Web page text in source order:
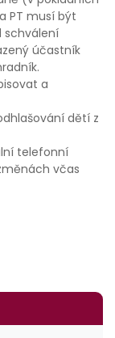
PT musí být
schválení
účastník
a
dětí z
telefonní
včas